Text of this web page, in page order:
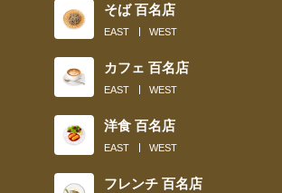
そば 百名店
EAST WEST
カフェ 百名店
EAST WEST
洋食 百名店
EAST WEST
フレンチ 百名店